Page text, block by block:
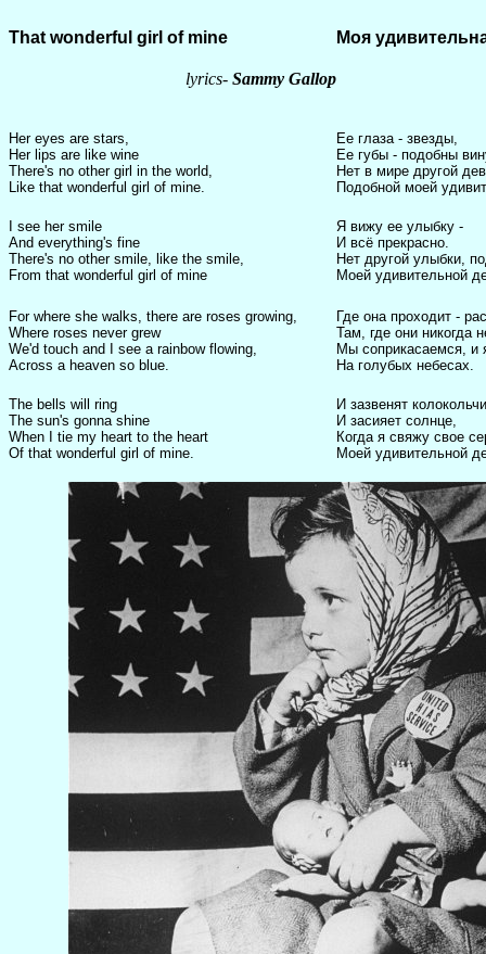
That wonderful girl of mine Моя удивительн
lyrics- Sammy Gallop
Her eyes are stars,
Her lips are like wine
There's no other girl in the world,
Like that wonderful girl of mine.
Ее глаза - звезды,
Ее губы - подобны
Нет в мире другой
Подобной моей
I see her smile
And everything's fine
There's no other smile, like the smile,
From that wonderful girl of mine
Я вижу ее улыбку -
И всё прекрасно.
Нет другой улыбки,
Моей удивительной
For where she walks, there are roses growing,
Where roses never grew
We'd touch and I see a rainbow flowing,
Across a heaven so blue.
Где она проходит -
Там, где они никогда
Мы соприкасаемся, и
На голубых небесах.
The bells will ring
The sun's gonna shine
When I tie my heart to the heart
Of that wonderful girl of mine.
И зазвенят
И засияет солнце,
Когда я свяжу свое
Моей удивительной